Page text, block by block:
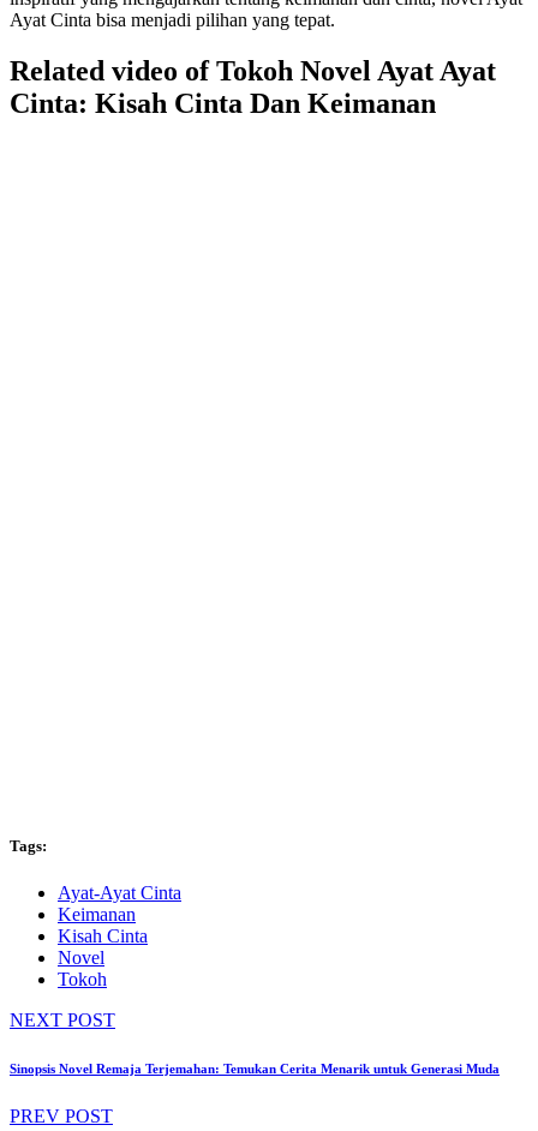
Ayat Cinta bisa menjadi pilihan yang tepat.
Related video of Tokoh Novel Ayat Ayat
Cinta: Kisah Cinta Dan Keimanan
Tags:
Ayat-Ayat Cinta
Keimanan
Kisah Cinta
Novel
Tokoh
NEXT POST
Sinopsis Novel Remaja Terjemahan: Temukan Cerita Menarik untuk Generasi Muda
PREV POST